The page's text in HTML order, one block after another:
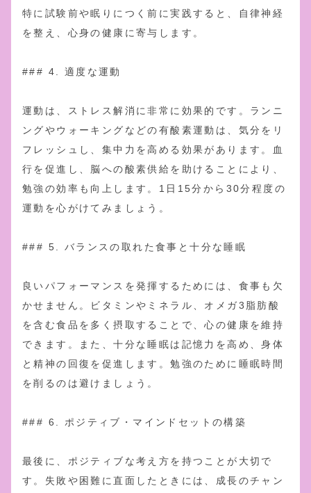
特に試験前や眠りにつく前に実践すると、自律神経
を整え、心身の健康に寄与します。
### 4. 適度な運動
運動は、ストレス解消に非常に効果的です。ランニ
ングやウォーキングなどの有酸素運動は、気分をリ
フレッシュし、集中力を高める効果があります。血
行を促進し、脳への酸素供給を助けることにより、
勉強の効率も向上します。1日15分から30分程度の
運動を心がけてみましょう。
### 5. バランスの取れた食事と十分な睡眠
良いパフォーマンスを発揮するためには、食事も欠
かせません。ビタミンやミネラル、オメガ3脂肪酸
を含む食品を多く摂取することで、心の健康を維持
できます。また、十分な睡眠は記憶力を高め、身体
と精神の回復を促進します。勉強のために睡眠時間
を削るのは避けましょう。
### 6. ポジティブ・マインドセットの構築
最後に、ポジティブな考え方を持つことが大切で
す。失敗や困難に直面したときには、成長のチャン